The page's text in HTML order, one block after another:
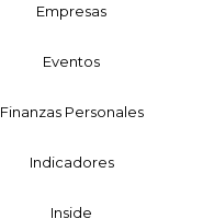
Empresas
Eventos
Finanzas Personales
Indicadores
Inside